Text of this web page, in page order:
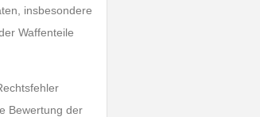
insbesondere
Waffenteile
Bewertung der